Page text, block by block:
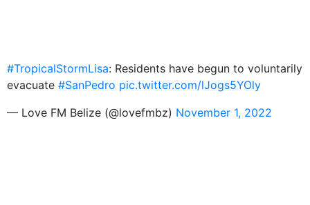
#TropicalStormLisa: Residents have begun to voluntarily
evacuate #SanPedro pic.twitter.com/lJogs5YOly
— Love FM Belize (@lovefmbz) November 1, 2022